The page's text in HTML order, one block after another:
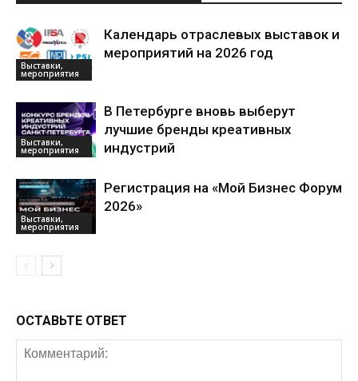
Выставки,
мероприятия
Календарь отраслевых выставок и
мероприятий на 2026 год
Выставки,
мероприятия
В Петербурге вновь выберут
лучшие бренды креативных
индустрий
Выставки,
мероприятия
Регистрация на «Мой Бизнес Форум
2026»
ОСТАВЬТЕ ОТВЕТ